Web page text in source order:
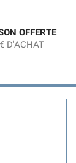
OFFERTE
D'ACHAT